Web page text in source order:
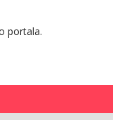
portala.